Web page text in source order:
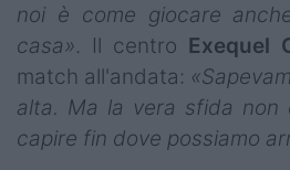
noi è come giocare
casa». Il centro Exequel
match all'andata:
alta. Ma la vera sfida non
capire fin dove possiamo